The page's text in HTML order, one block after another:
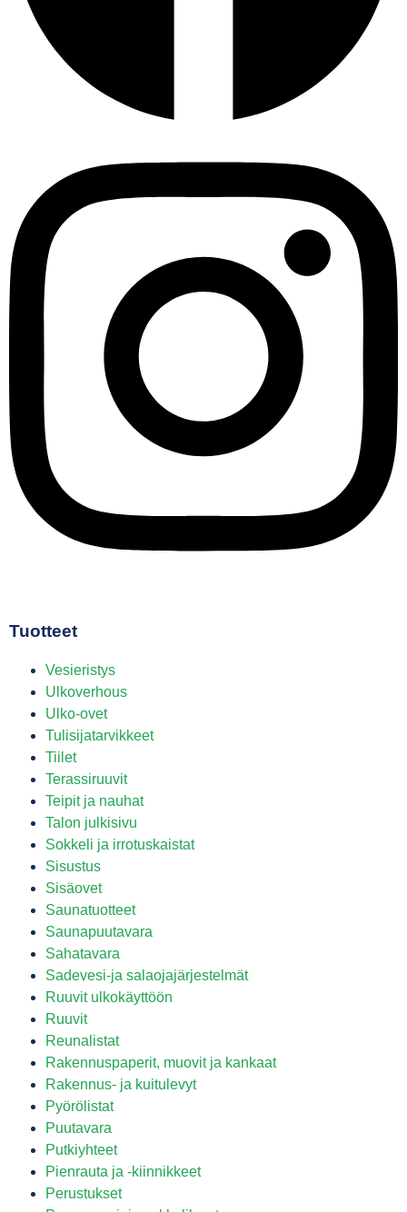
Tuotteet
Vesieristys
Ulkoverhous
Ulko-ovet
Tulisijatarvikkeet
Tiilet
Terassiruuvit
Teipit ja nauhat
Talon julkisivu
Sokkeli ja irrotuskaistat
Sisustus
Sisäovet
Saunatuotteet
Saunapuutavara
Sahatavara
Sadevesi-ja salaojajärjestelmät
Ruuvit ulkokäyttöön
Ruuvit
Reunalistat
Rakennuspaperit, muovit ja kankaat
Rakennus- ja kuitulevyt
Pyörölistat
Puutavara
Putkiyhteet
Pienrauta ja -kiinnikkeet
Perustukset